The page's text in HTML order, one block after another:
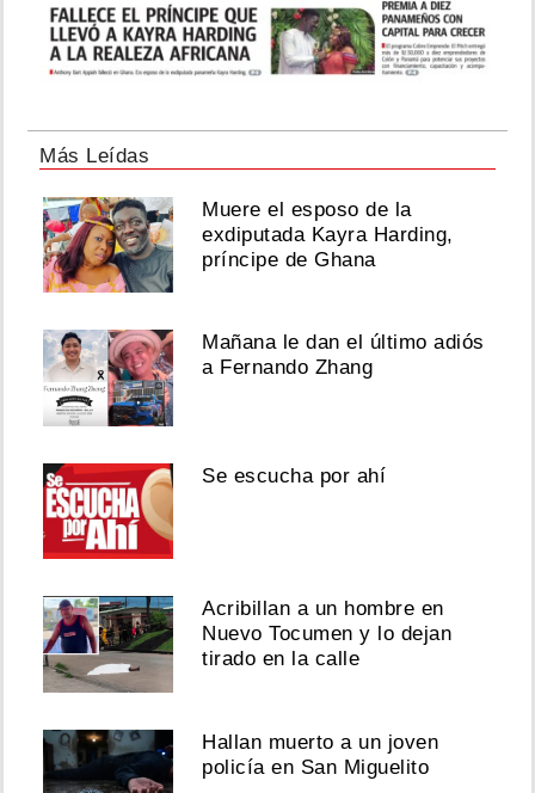
Más Leídas
Muere el esposo de la
exdiputada Kayra Harding,
príncipe de Ghana
Mañana le dan el último adiós
a Fernando Zhang
Se escucha por ahí
Acribillan a un hombre en
Nuevo Tocumen y lo dejan
tirado en la calle
Hallan muerto a un joven
policía en San Miguelito